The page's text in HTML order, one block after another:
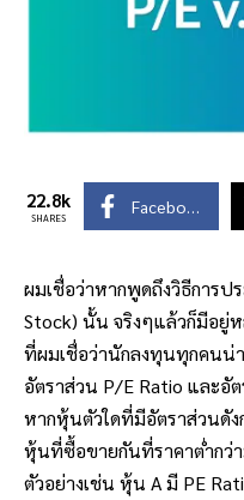
22.8k
SHARES
Facebook
ผมเชื่อว่าหากพูดถึงวิธีการป
Stock) นั้น จริงๆแล้วก็มีอยู่
ที่ผมเชื่อว่านักลงทุนทุกคนน่
อัตราส่วน P/E Ratio และอั
หากหุ้นตัวใดที่มีอัตราส่วนดัง
หุ้นที่ซื้อขายกันที่ราคาต่ำกว่า
ตัวอย่างเช่น หุ้น A มี PE